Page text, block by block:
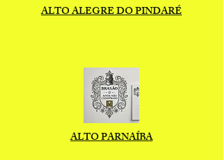
ALTO ALEGRE DO PINDARÉ
ALTO PARNAÍBA